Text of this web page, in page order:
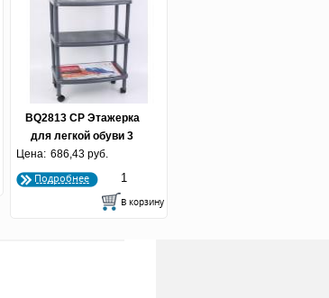
BQ2813 СР Этажерка
для легкой обуви 3
полки серая (по 9 шт.)
Цена: 686,43 руб.
Подробнее